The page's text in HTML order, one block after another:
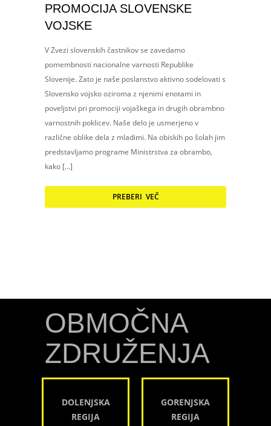
PROMOCIJA SLOVENSKE
VOJSKE
V Zvezi slovenskih častnikov se zavedamo
pomembnosti nacionalne varnosti Republike
Slovenije. Zato je naše poslanstvo aktivno sodelovati s
Slovensko vojsko oziroma z njenimi enotami in
poveljstvi pri promociji vojaškega in drugih obrambno
varnostnih poklicev. Naše delo je usmerjeno v
različne oblike dela z mladimi. Na obiskih po šolah jim
predstavljamo programe Ministrstva za obrambo,
kako […]
PREBERI VEČ
OBMOČNA
ZDRUŽENJA
DOLENJSKA
REGIJA
GORENJSKA
REGIJA